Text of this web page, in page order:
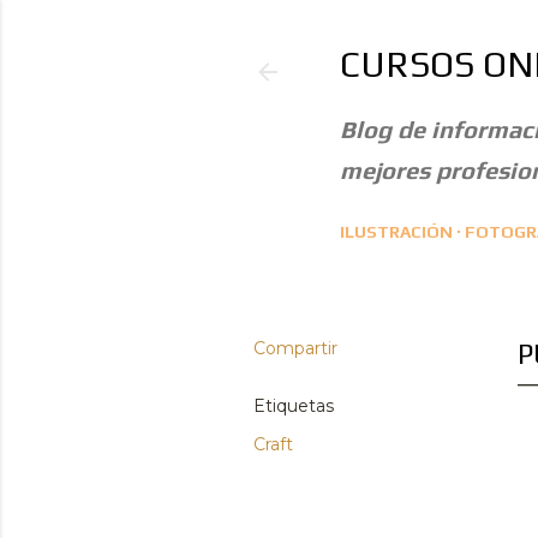
CURSOS
Blog de
mejores
ILUSTRACIÓN
Compartir
Etiquetas
Craft